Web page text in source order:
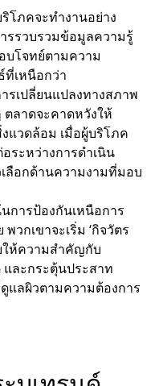
โภคจะทำงานอย่าง
รรวบรวมข้อมูลความรู้
บโจทย์ตามความ
ที่เหนือกว่า
รเปลี่ยนแปลงทางสภาพ
ตลาดจะคาดหวังให้
แวดล้อม เมื่อผู้บริโภค
ระหว่างการดำเนิน
ลือกด้านความงามที่มอบ
การป้องกันเหนือการ
วกเขาจะเริ่ม ‘กิจวัตร
ให้ความสำคัญกับ
ละกระตุ้นประสาท
ลผิวตามความต้องการ